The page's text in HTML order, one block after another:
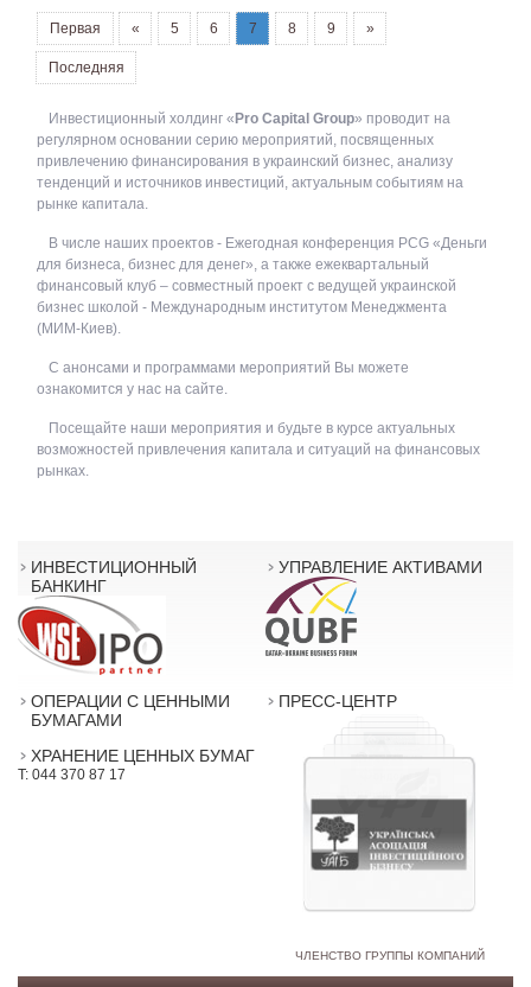
Первая « 5 6 7 8 9 »
Последняя
Инвестиционный холдинг « Pro Capital Group» проводит на
регулярном основании серию мероприятий, посвященных
привлечению финансирования в украинский бизнес, анализу
тенденций и источников инвестиций, актуальным событиям на
рынке капитала.
В числе наших проектов - Ежегодная конференция PCG «Деньги
для бизнеса, бизнес для денег», а также ежеквартальный
финансовый клуб – совместный проект с ведущей украинской
бизнес школой - Международным институтом Менеджмента
(МИМ-Киев).
С анонсами и программами мероприятий Вы можете
ознакомится у нас на сайте.
Посещайте наши мероприятия и будьте в курсе актуальных
возможностей привлечения капитала и ситуаций на финансовых
рынках.
ИНВЕСТИЦИОННЫЙ
БАНКИНГ
УПРАВЛЕНИЕ АКТИВАМИ
ОПЕРАЦИИ С ЦЕННЫМИ
БУМАГАМИ
ХРАНЕНИЕ ЦЕННЫХ БУМАГ
T: 044 370 87 17
ПРЕСС-ЦЕНТР
ЧЛЕНСТВО ГРУППЫ КОМПАНИЙ